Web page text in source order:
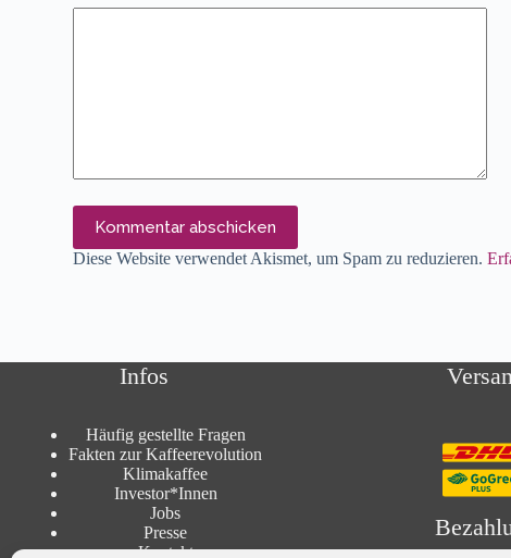
Kommentar abschicken
Diese Website verwendet Akismet, um Spam zu reduzieren.
Infos
Häufig gestellte Fragen
Fakten zur Kaffeerevolution
Klimakaffee
Investor*Innen
Jobs
Presse
Kontakt